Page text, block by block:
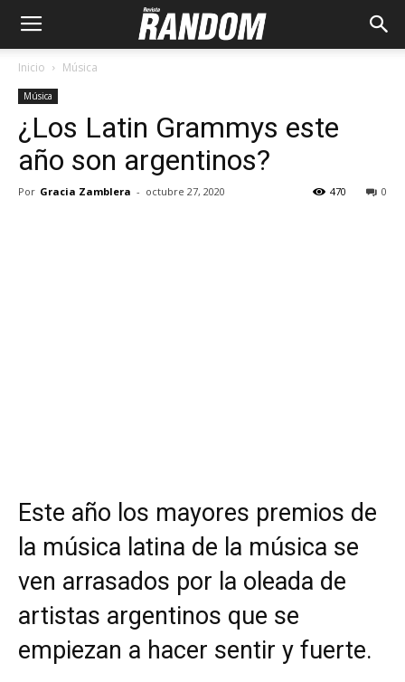
Inicio Música
Música
¿Los Latin Grammys este
año son argentinos?
Por Gracia Zamblera - octubre 27, 2020 0
470
Este año los mayores premios de
la música latina de la música se
ven arrasados por la oleada de
artistas argentinos que se
empiezan a hacer sentir y fuerte.